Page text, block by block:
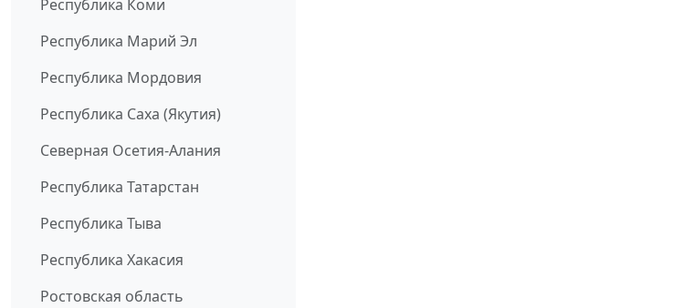
Республика Коми
Республика Марий Эл
Республика Мордовия
Республика Саха (Якутия)
Северная Осетия-Алания
Республика Татарстан
Республика Тыва
Республика Хакасия
Ростовская область